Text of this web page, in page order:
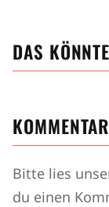
DAS
Bitte lies
du einen